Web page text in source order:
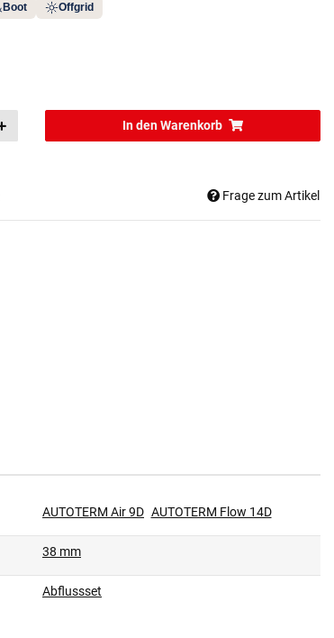
Boot Offgrid
In den Warenkorb
Frage zum Artikel
AUTOTERM Air 9D AUTOTERM Flow 14D
38 mm
Abflussset